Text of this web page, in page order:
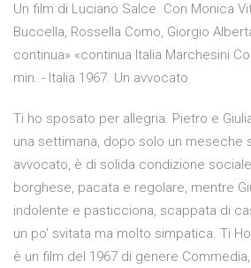
Un film di Luciano Salce. Con Monica
Buccella, Rossella Como, Giorgio
continua» «continua Italia Marchesini
min. - Italia 1967. Un avvocato
Ti ho sposato per allegria. Pietro e
una settimana, dopo solo un meseche
avvocato, è di solida condizione
borghese, pacata e regolare, mentre
indolente e pasticciona, scappata di
un po' svitata ma molto simpatica. Ti
è un film del 1967 di genere